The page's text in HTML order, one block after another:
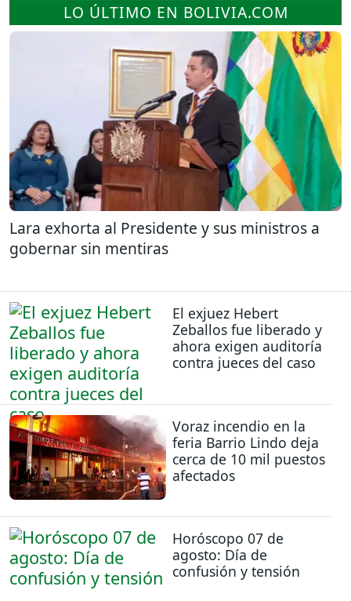
LO ÚLTIMO EN BOLIVIA.COM
Lara exhorta al Presidente y sus ministros a
gobernar sin mentiras
El exjuez Hebert
Zeballos fue liberado y
ahora exigen auditoría
contra jueces del caso
Voraz incendio en la
feria Barrio Lindo deja
cerca de 10 mil puestos
afectados
Horóscopo 07 de
agosto: Día de
confusión y tensión